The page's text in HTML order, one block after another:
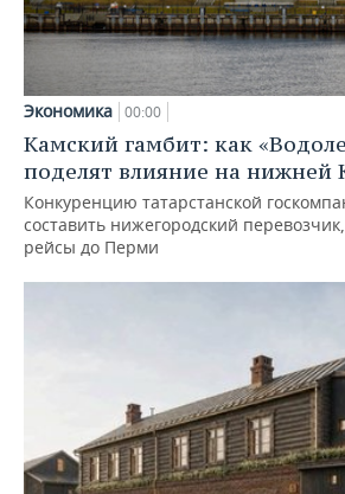
Экономика 00:00
Камский гамбит: как
поделят влияние на нижней
Конкуренцию татарстанской
составить нижегородский
рейсы до Перми